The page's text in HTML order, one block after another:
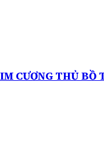
CƯƠNG THỦ BỒ